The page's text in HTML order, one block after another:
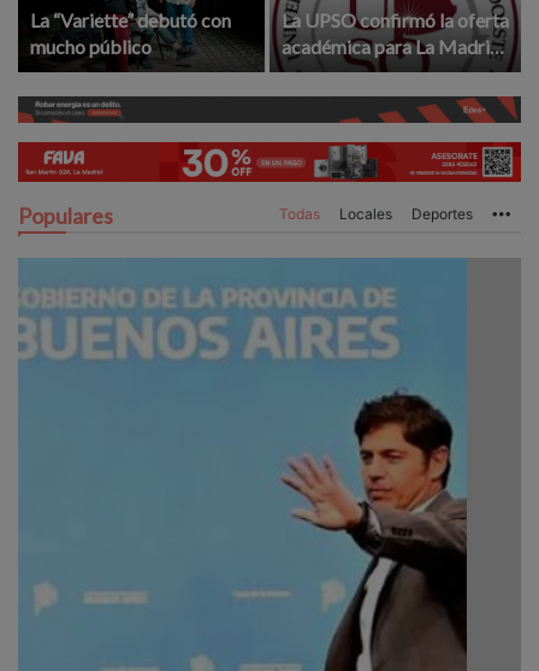
La “Variette” debutó con
mucho público
La UPSO confirmó la oferta
académica para La Madrid
en el 2027
Populares Todas Locales Deportes